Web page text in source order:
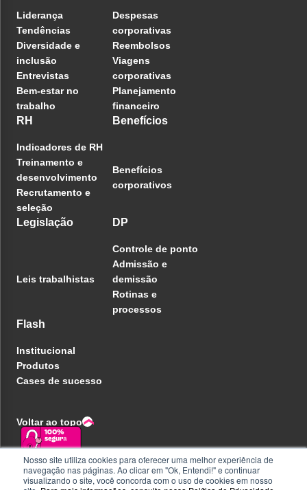
Nosso site utiliza cookies para oferecer uma melhor experiência de
navegação nas páginas. Ao clicar em "Ok, Entendi!" e continuar
visualizando o site, você concorda com o uso de cookies em nosso
Liderança
Tendências
Diversidade e
inclusão
Entrevistas
Bem-estar no
trabalho
Despesas
corporativas
Reembolsos
Viagens
corporativas
Planejamento
financeiro
RH
Indicadores de RH
Treinamento e
desenvolvimento
Recrutamento e
seleção
Benefícios
Benefícios
corporativos
Legislação
Leis trabalhistas
DP
Controle de ponto
Admissão e
demissão
Rotinas e
processos
Flash
Institucional
Produtos
Cases de sucesso
Voltar ao topo
Política de privacidade
Central de ajuda